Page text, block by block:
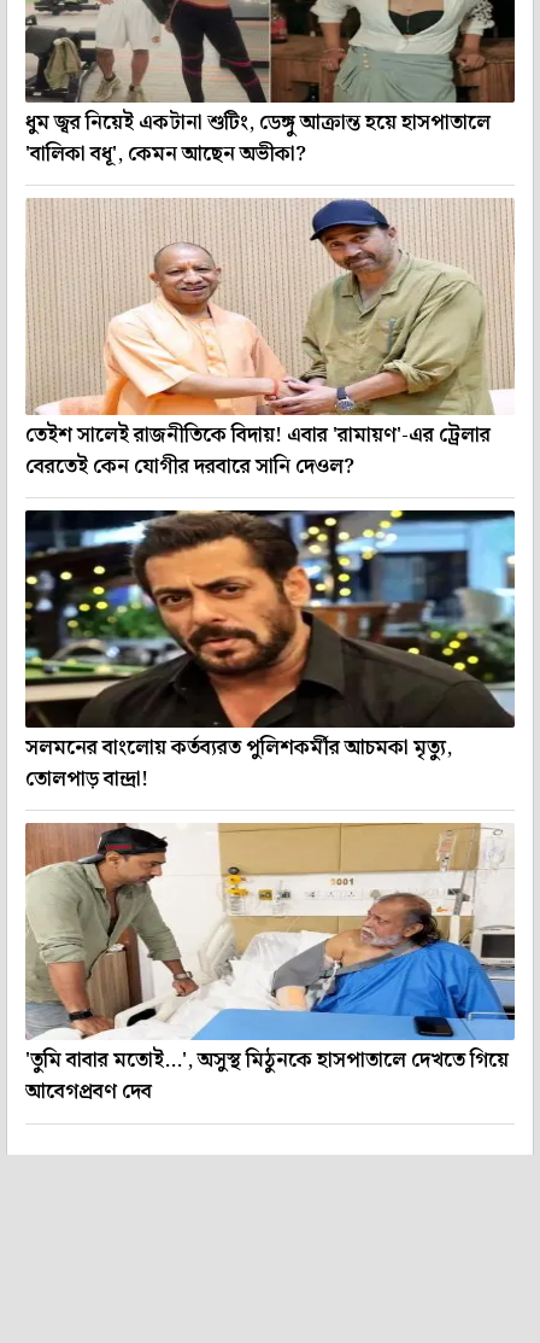
ধুম জ্বর নিয়েই একটানা শুটিং, ডেঙ্গু আক্রান্ত হয়ে হাসপাতালে
'বালিকা বধূ', কেমন আছেন অভীকা?
তেইশ সালেই রাজনীতিকে বিদায়! এবার 'রামায়ণ'-এর ট্রেলার
বেরতেই কেন যোগীর দরবারে সানি দেওল?
সলমনের বাংলোয় কর্তব্যরত পুলিশকর্মীর আচমকা মৃত্যু,
তোলপাড় বান্দ্রা!
'তুমি বাবার মতোই...', অসুস্থ মিঠুনকে হাসপাতালে দেখতে গিয়ে
আবেগপ্রবণ দেব